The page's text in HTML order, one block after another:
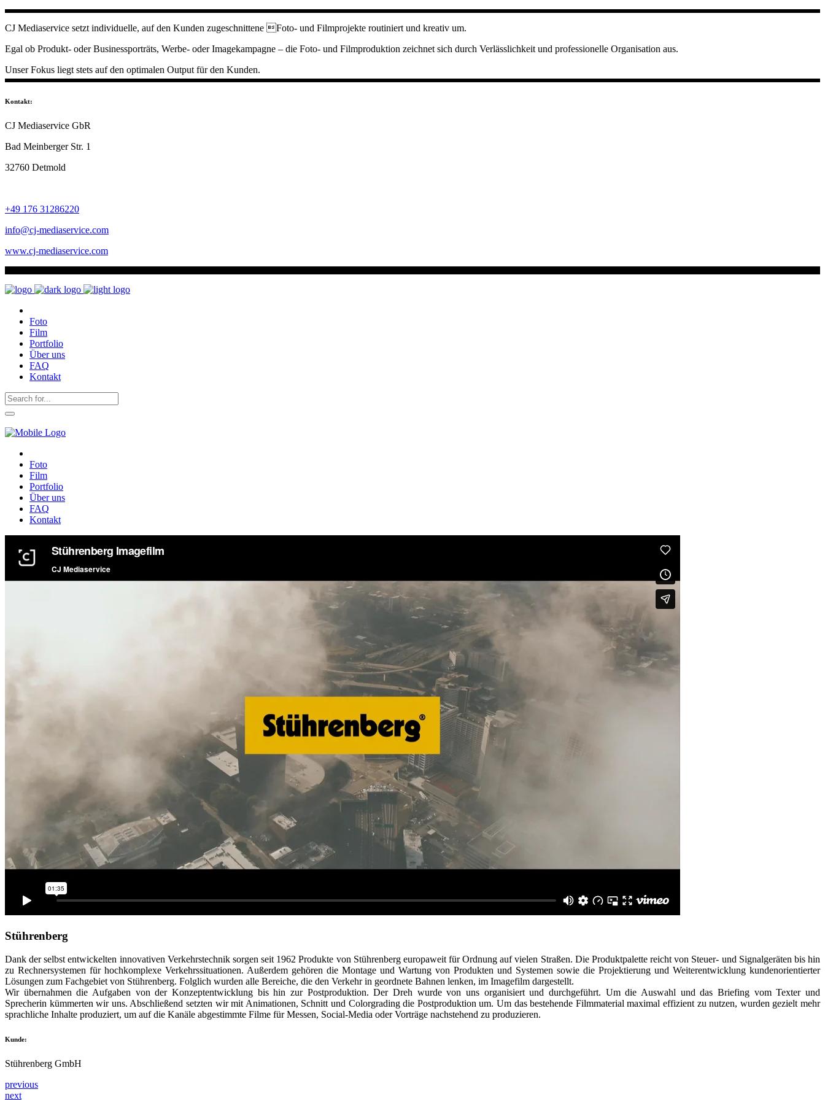
CJ Mediaservice setzt individuelle, auf den Kunden zugeschnittene Foto- und Filmprojekte routiniert und kreativ um.
Egal ob Produkt- oder Businessporträts, Werbe- oder Imagekampagne – die Foto- und Filmproduktion zeichnet sich durch Verlässlichkeit und professionelle Organisation aus.
Unser Fokus liegt stets auf den optimalen Output für den Kunden.
Kontakt:
CJ Mediaservice GbR
Bad Meinberger Str. 1
32760 Detmold
+49 176 31286220
info@cj-mediaservice.com
www.cj-mediaservice.com
Foto
Film
Portfolio
Über uns
FAQ
Kontakt
Foto
Film
Portfolio
Über uns
FAQ
Kontakt
Stührenberg
Dank der selbst entwickelten innovativen Verkehrstechnik sorgen seit 1962 Produkte von Stührenberg europaweit für Ordnung auf vielen Straßen. Die Produktpalette reicht von Steuer- und Signalgeräten bis hin
zu Rechnersystemen für hochkomplexe Verkehrssituationen. Außerdem gehören die Montage und Wartung von Produkten und Systemen sowie die Projektierung und Weiterentwicklung kundenorientierter
Lösungen zum Fachgebiet von Stührenberg. Folglich wurden alle Bereiche, die den Verkehr in geordnete Bahnen lenken, im Imagefilm dargestellt.
Wir übernahmen die Aufgaben von der Konzeptentwicklung bis hin zur Postproduktion. Der Dreh wurde von uns organisiert und durchgeführt. Um die Auswahl und das Briefing vom Texter und
Sprecherin kümmerten wir uns. Abschließend setzten wir mit Animationen, Schnitt und Colorgrading die Postproduktion um. Um das bestehende Filmmaterial maximal effizient zu nutzen, wurden gezielt mehr
sprachliche Inhalte produziert, um auf die Kanäle abgestimmte Filme für Messen, Social-Media oder Vorträge nachstehend zu produzieren.
Kunde:
Stührenberg GmbH
previous
next